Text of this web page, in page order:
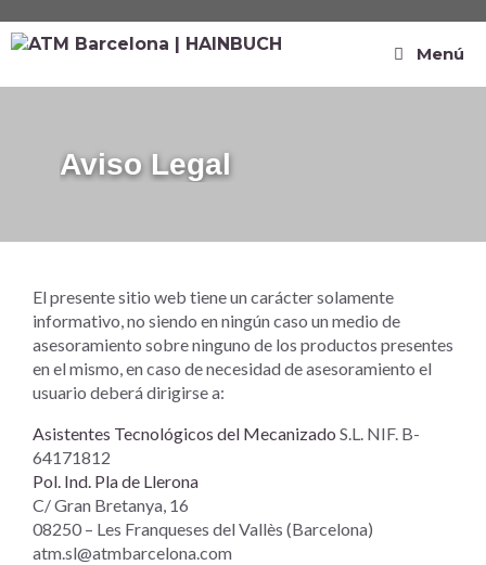
Menú
Aviso Legal
El presente sitio web tiene un carácter solamente
informativo, no siendo en ningún caso un medio de
asesoramiento sobre ninguno de los productos presentes
en el mismo, en caso de necesidad de asesoramiento el
usuario deberá dirigirse a:
Asistentes Tecnológicos del Mecanizado S.L. NIF. B-
64171812
Pol. Ind. Pla de Llerona
C/ Gran Bretanya, 16
08250 – Les Franqueses del Vallès (Barcelona)
atm.sl@atmbarcelona.com